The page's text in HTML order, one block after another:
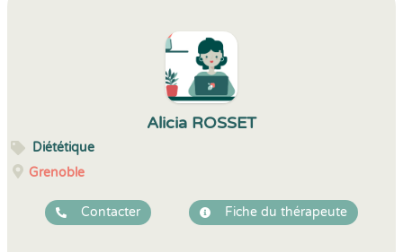
Alicia ROSSET
Diététique
Grenoble
Contacter Fiche du thérapeute